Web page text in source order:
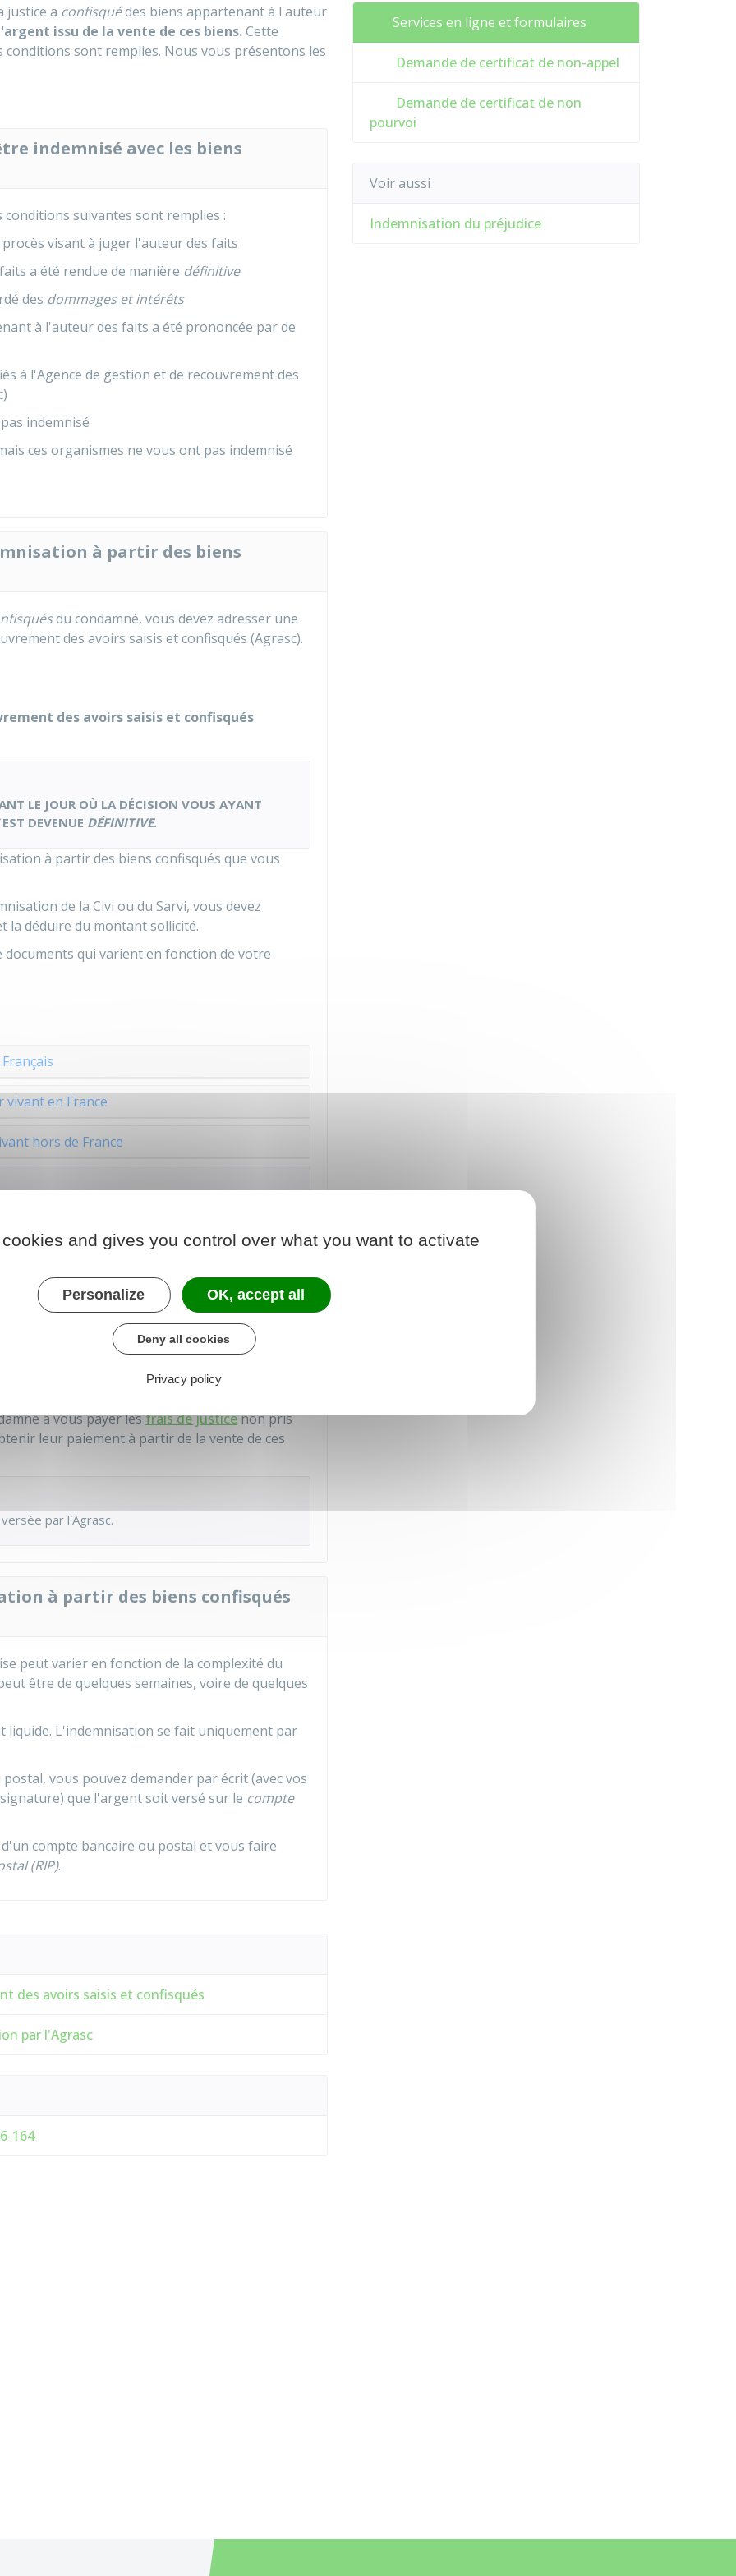
justice a confisquédes biens appartenant à l'auteur
issu de la vente de ces biens.Cette
sont remplies. Nous vous présentons les
indemnisé avec les biens
conditions suivantes sont remplies :
visant à juger l'auteur des faits
a été rendue de manière définitive
des dommages et intérêts
à l'auteur des faits a été prononcée par de
à l'Agence de gestion et de recouvrement des
indemnisé
ces organismes ne vous ont pas indemnisé
à partir des biens
du condamné, vous devez adresser une
des avoirs saisis et confisqués (Agrasc).
des avoirs saisis et confisqués
LE JOUR OÙ LA DÉCISION VOUS AYANT
EST DEVENUE DÉFINITIVE.
à partir des biens confisqués que vous
de la Civi ou du Sarvi, vous devez
la déduire du montant sollicité.
qui varient en fonction de votre
Français
vivant en France
hors de France
à partir des biens confisqués du
de la vente des biens confisqués du condamné
à vous payer lesfrais de justicenon pris
leur paiement à partir de la vente de ces
par l'Agrasc.
à partir des biens confisqués
peut varier en fonction de la complexité du
être de quelques semaines, voire de quelques
liquide. L'indemnisation se fait uniquement par
vous pouvez demander par écrit (avec vos
que l'argent soit versé sur le compte
compte bancaire ou postal et vous faire
(RIP).
des avoirs saisis et confisqués
par l'Agrasc
164
Services en ligne et formulaires
Demande de certificat de non-appel
Demande de certificat de non
pourvoi
Voir aussi
Indemnisation du préjudice
and gives you control over what you want to activate
Personalize OK, accept all
Deny all cookies
Privacy policy